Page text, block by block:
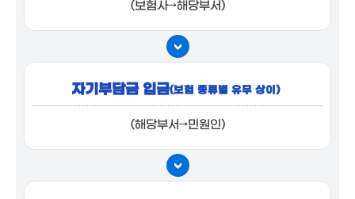
(보험사→해당부서)
자기부담금 입금(보험 종류별 유무 상이)
(해당부서→민원인)